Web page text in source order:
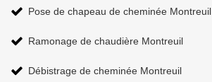
Pose de chapeau de cheminée Montreuil
Ramonage de chaudière Montreuil
Débistrage de cheminée Montreuil